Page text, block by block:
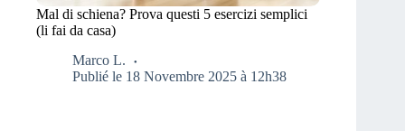
Mal di schiena? Prova questi 5 esercizi semplici
(li fai da casa)
Marco L.
Publié le 18 Novembre 2025 à 12h38